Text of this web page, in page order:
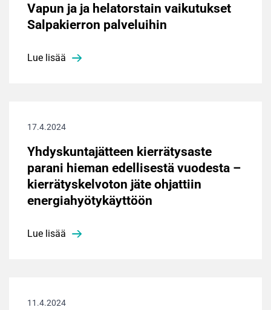
Vapun ja ja helatorstain vaikutukset
Salpakierron palveluihin
Lue lisää
17.4.2024
Yhdyskuntajätteen kierrätysaste
parani hieman edellisestä vuodesta –
kierrätyskelvoton jäte ohjattiin
energiahyötykäyttöön
Lue lisää
11.4.2024